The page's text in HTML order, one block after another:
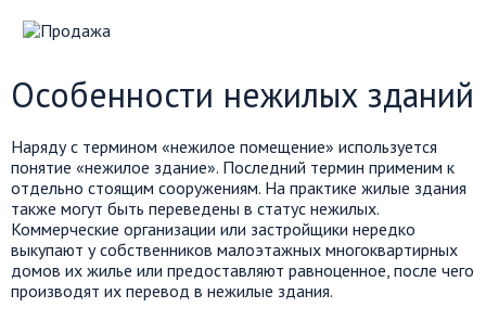
Особенности нежилых зданий
Наряду с термином «нежилое помещение» используется
понятие «нежилое здание». Последний термин применим к
отдельно стоящим сооружениям. На практике жилые здания
также могут быть переведены в статус нежилых.
Коммерческие организации или застройщики нередко
выкупают у собственников малоэтажных многоквартирных
домов их жилье или предоставляют равноценное, после чего
производят их перевод в нежилые здания.